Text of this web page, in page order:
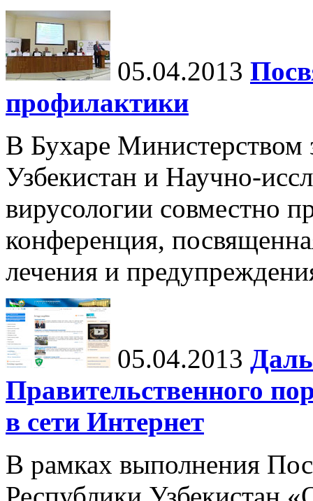
05.04.2013
профилактики
В Бухаре Министерством
Узбекистан и Научно-
вирусологии совместно
конференция,
лечения и
05.04.2013
Правительственного
в сети Интернет
В рамках выполнения